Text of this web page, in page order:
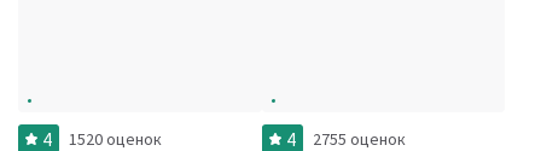
4 1520 оценок 4 2755 оценок